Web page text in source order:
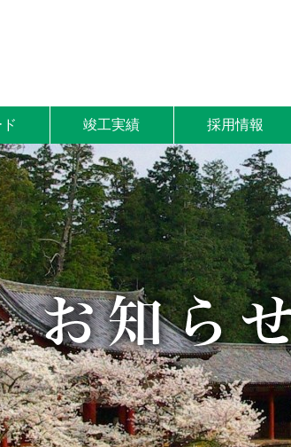
竣工実績 採用情報